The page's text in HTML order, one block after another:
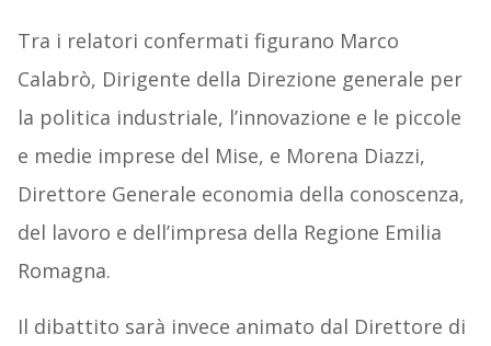
Tra i relatori confermati figurano Marco
Calabrò, Dirigente della Direzione generale per
la politica industriale, l’innovazione e le piccole
e medie imprese del Mise, e Morena Diazzi,
Direttore Generale economia della conoscenza,
del lavoro e dell’impresa della Regione Emilia
Romagna.
Il dibattito sarà invece animato dal Direttore di